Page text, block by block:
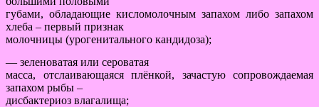
губами, обладающие кисломолочным запахом либо запахом
хлеба – первый признак
молочницы (урогенитального кандидоза);
— зеленоватая или сероватая
масса, отслаивающаяся плёнкой, зачастую сопровождаемая
запахом рыбы –
дисбактериоз влагалища;